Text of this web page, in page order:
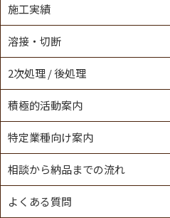
施工実績
溶接・切断
2次処理 / 後処理
積極的活動案内
特定業種向け案内
相談から納品までの流れ
よくある質問